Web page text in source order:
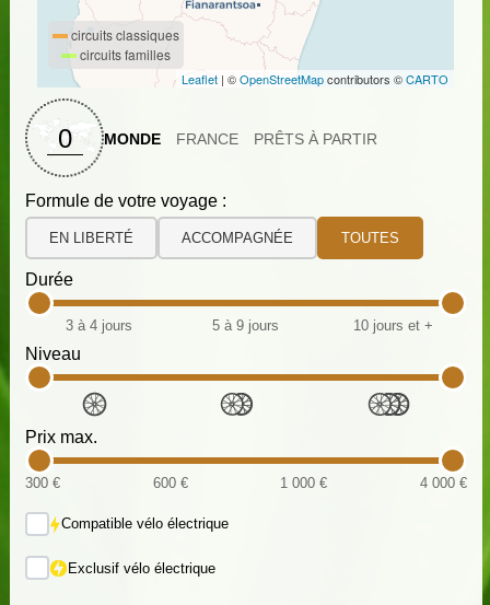
circuits classiques
circuits familles
Leaflet | ©OpenStreetMapcontributors ©CARTO
0 MONDE FRANCE PRÊTS À PARTIR
Formule de votre voyage :
EN LIBERTÉ ACCOMPAGNÉE TOUTES
Durée
3 à 4 jours 5 à 9 jours 10 jours et +
Niveau
Prix max.
300 € 600 € 1 000 € 4 000 €
Compatible vélo électrique
Exclusif vélo électrique